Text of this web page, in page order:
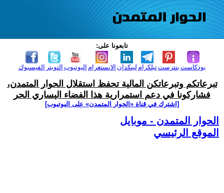
تابعونا على:
الفيسبوك التويتر اليوتيوب الانستغرام لينكدإن تيلكرامبنترست بودكاست
تبرعاتكم وتبرعاتكن المالية تحفظ استقلال الحوار المتمدن،
فشاركونا في دعم استمرارية هذا الفضاء اليساري الحر
[اشترك في قناة ‫«الحوار المتمدن» على اليوتيوب]
الحوار المتمدن - موبايل
الموقع الرئيسي